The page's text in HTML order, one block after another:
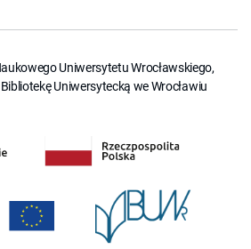
Uniwersytetu Wrocławskiego,
Uniwersytecką we Wrocławiu